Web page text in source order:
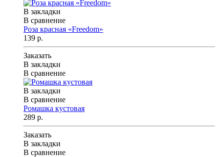
В закладки
В сравнение
Роза красная «Freedom»
139 р.
Заказать
В закладки
В сравнение
В закладки
В сравнение
Ромашка кустовая
289 р.
Заказать
В закладки
В сравнение